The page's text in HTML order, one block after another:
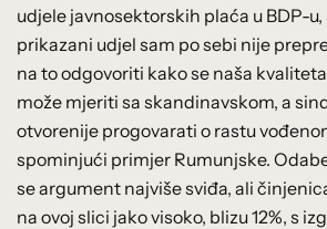
udjele javnosektorskih plaća u BDP-
prikazani udjel sam po sebi nije
na to odgovoriti kako se naša
može mjeriti sa skandinavskom, a
otvorenije progovarati o rastu
spominjući primjer Rumunjske.
se argument najviše sviđa, ali
na ovoj slici jako visoko, blizu 12%, s